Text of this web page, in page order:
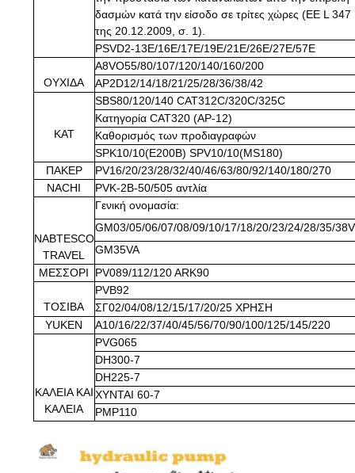
δασμών κατά την είσοδο σε τρίτες χώρες (ΕΕ L 347
της 20.12.2009, σ. 1).
PSVD2-13E/16E/17E/19E/21E/26E/27E/57E
ΟΥΧΙΔΑ
Α8VO55/80/107/120/140/160/200
AP2D12/14/18/21/25/28/36/38/42
ΚΑΤ
SBS80/120/140 CAT312C/320C/325C
Κατηγορία CAT320 (AP-12)
Καθορισμός των προδιαγραφών
SPK10/10(E200B) SPV10/10(MS180)
ΠΑΚΕΡ
PV16/20/23/28/32/40/46/63/80/92/140/180/270
NACHI
PVK-2B-50/505 αντλία
NABTESCO
TRAVEL
Γενική ονομασία:
GM03/05/06/07/08/09/10/17/18/20/23/24/28/35/
GM35VA
ΜΕΣΣΟΡΙ
PV089/112/120 ARK90
ΤΟΣΙΒΑ
PVB92
ΣΓ02/04/08/12/15/17/20/25 ΧΡΗΣΗ
YUKEN
Α10/16/22/37/40/45/56/70/90/100/125/145/220
ΚΑΛΕΙΑ ΚΑΙ
ΚΑΛΕΙΑ
PVG065
DH300-7
DH225-7
ΧΥΝΤΑΙ 60-7
PMP110